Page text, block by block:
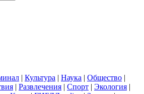
| Культура | Наука | Общество |
| Развлечения | Спорт | Экология |